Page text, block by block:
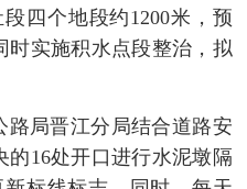
四个地段约1200米，预
时实施积水点段整治，拟
路局晋江分局结合道路安
16处开口进行水泥墩隔